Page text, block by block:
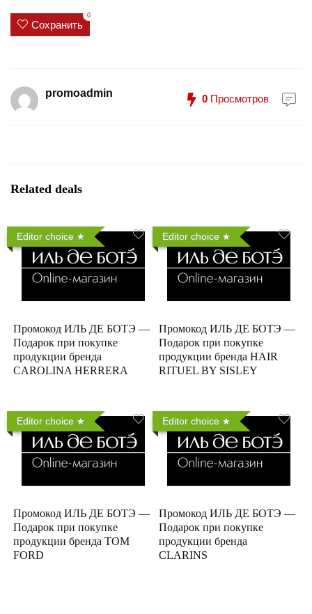
Сохранить
0
promoadmin 0 Просмотров
Related deals
Editor choice
Промокод ИЛЬ ДЕ БОТЭ —
Подарок при покупке
продукции бренда
CAROLINA HERRERA
Editor choice
Промокод ИЛЬ ДЕ БОТЭ —
Подарок при покупке
продукции бренда HAIR
RITUEL BY SISLEY
Editor choice
Промокод ИЛЬ ДЕ БОТЭ —
Подарок при покупке
продукции бренда TOM
FORD
Editor choice
Промокод ИЛЬ ДЕ БОТЭ —
Подарок при покупке
продукции бренда
CLARINS